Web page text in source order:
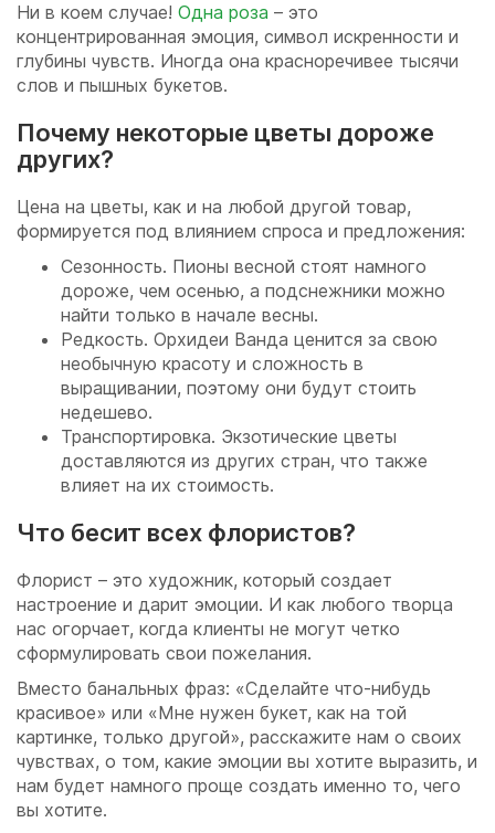
Ни в коем случае! Одна роза – это
концентрированная эмоция, символ искренности и
глубины чувств. Иногда она красноречивее тысячи
слов и пышных букетов.
Почему некоторые цветы дороже
других?
Цена на цветы, как и на любой другой товар,
формируется под влиянием спроса и предложения:
Сезонность. Пионы весной стоят намного
дороже, чем осенью, а подснежники можно
найти только в начале весны.
Редкость. Орхидеи Ванда ценится за свою
необычную красоту и сложность в
выращивании, поэтому они будут стоить
недешево.
Транспортировка. Экзотические цветы
доставляются из других стран, что также
влияет на их стоимость.
Что бесит всех флористов?
Флорист – это художник, который создает
настроение и дарит эмоции. И как любого творца
нас огорчает, когда клиенты не могут четко
сформулировать свои пожелания.
Вместо банальных фраз: «Сделайте что-нибудь
красивое» или «Мне нужен букет, как на той
картинке, только другой», расскажите нам о своих
чувствах, о том, какие эмоции вы хотите выразить, и
нам будет намного проще создать именно то, чего
вы хотите.